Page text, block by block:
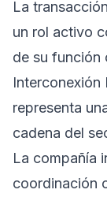
La
un rol activo
de su función
Interconexión
representa
cadena del
La compañía
coordinación